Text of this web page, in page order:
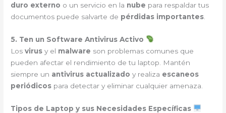
duro externo o un servicio en la nube para respaldar tus
documentos puede salvarte de pérdidas importantes
5. Ten un Software Antivirus Activo
Losvirus y el malware son problemas comunes que
pueden afectar el rendimiento de tu laptop. Mantén
siempre un antivirus actualizado y realiza escaneos
periódicos para detectar y eliminar cualquier amenaza.
Tipos de Laptop y sus Necesidades Específicas